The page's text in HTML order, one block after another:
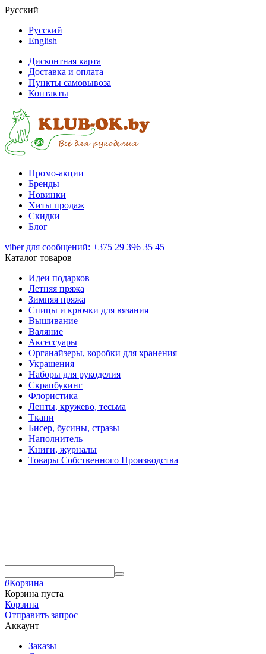
Русский
Русский
English
Дисконтная карта
Доставка и оплата
Пункты самовывоза
Контакты
Промо-акции
Бренды
Новинки
Хиты продаж
Скидки
Блог
viber для сообщений: +375 29 396 35 45
Каталог товаров
Идеи подарков
Летняя пряжа
Зимняя пряжа
Спицы и крючки для вязания
Вышивание
Валяние
Аксессуары
Органайзеры, коробки для хранения
Украшения
Наборы для рукоделия
Скрапбукинг
Флористика
Ленты, кружево, тесьма
Ткани
Бисер, бусины, стразы
Наполнитель
Книги, журналы
Товары Собственного Производства
0Корзина
Корзина пуста
Корзина
Отправить запрос
Аккаунт
Заказы